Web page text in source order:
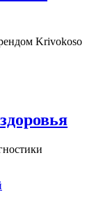
Krivokoso